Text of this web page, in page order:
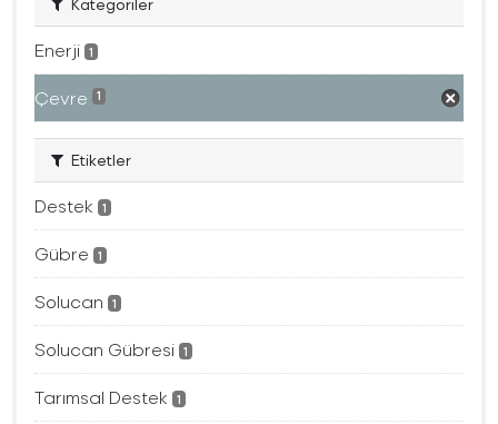
Enerji 1
Çevre 1
Etiketler
Destek 1
Gübre 1
Solucan 1
Solucan Gübresi 1
Tarımsal Destek 1